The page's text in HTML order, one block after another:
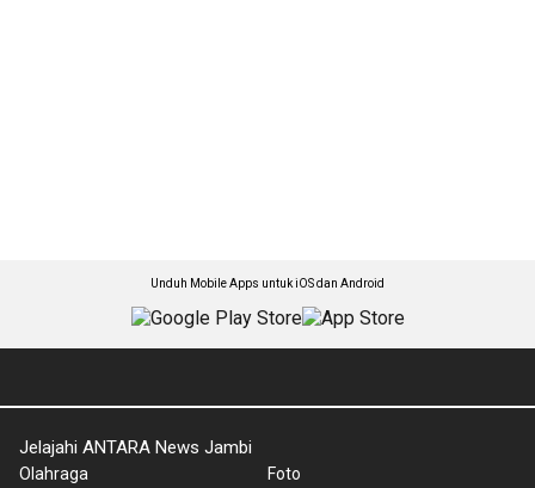
Unduh Mobile Apps untuk iOS dan Android
Jelajahi ANTARA News Jambi
Olahraga Foto